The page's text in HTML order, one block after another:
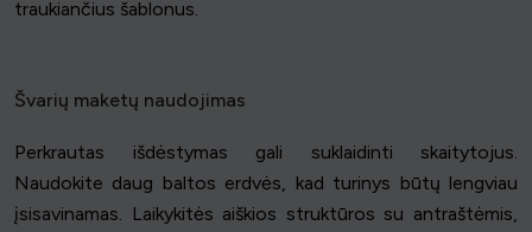
traukiančius šablonus.
Švarių maketų naudojimas
Perkrautas išdėstymas gali suklaidinti skaitytojus.
Naudokite daug baltos erdvės, kad turinys būtų lengviau
įsisavinamas. Laikykitės aiškios struktūros su antraštėmis,